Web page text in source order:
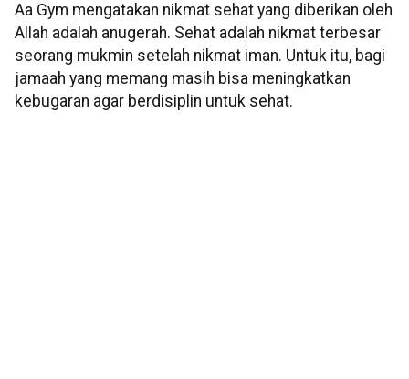
Aa Gym mengatakan nikmat sehat yang diberikan oleh
Allah adalah anugerah. Sehat adalah nikmat terbesar
seorang mukmin setelah nikmat iman. Untuk itu, bagi
jamaah yang memang masih bisa meningkatkan
kebugaran agar berdisiplin untuk sehat.